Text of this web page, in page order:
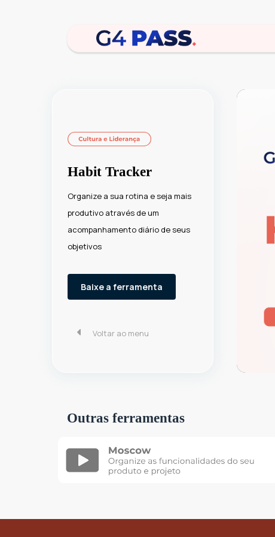
Habit Tracker
Organize a sua rotina e seja mais
produtivo através de um
acompanhamento diário de seus
objetivos
Baixe a ferramenta
Voltar ao menu
Outras ferramentas